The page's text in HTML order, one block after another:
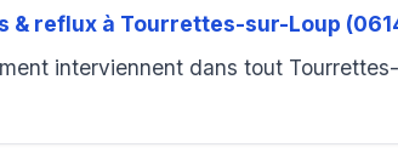
& reflux à Tourrettes-sur-Loup
interviennent dans tout